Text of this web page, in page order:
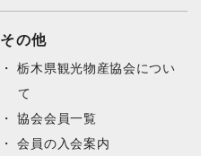
その他
栃木県観光物産協会につい
て
協会会員一覧
会員の入会案内